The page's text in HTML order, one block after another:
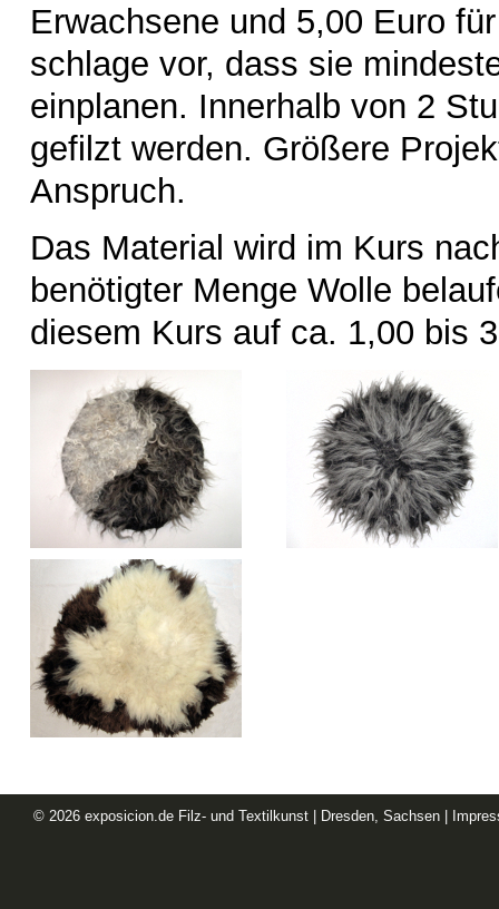
Erwachsene und 5,00 Euro
schlage vor, dass sie
einplanen. Innerhalb von 2
gefilzt werden. Größere
Anspruch.
Das Material wird im Kurs
benötigter Menge Wolle
diesem Kurs auf ca. 1,00 bis
© 2026 exposicion.de Filz- und Textilkunst | Dresden, Sachsen |